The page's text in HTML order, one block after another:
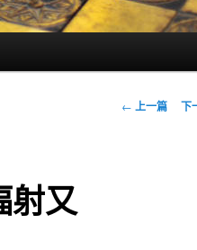
文
← 上一篇 下
射又